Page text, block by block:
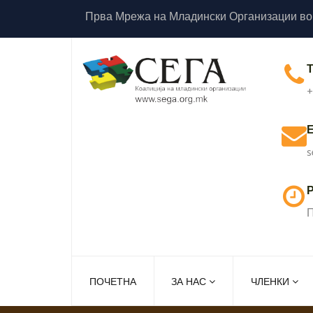
Прва Мрежа на Младински Организации
ПОЧЕТНА ЗА НАС ЧЛЕНКИ